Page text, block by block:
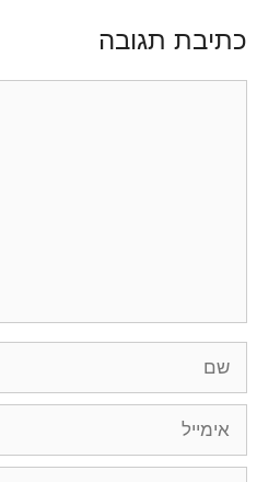
כתיבת תגובה